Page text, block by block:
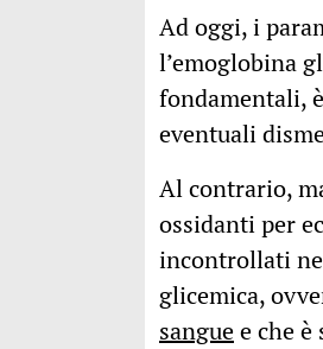
Ad oggi, i
l’emoglobina
fondamentali,
eventuali
Al contrario,
ossidanti per
incontrollati
glicemica,
sanguee che